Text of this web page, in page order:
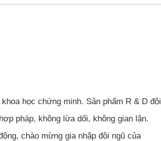
học chứng minh. Sản phẩm R & D đội
pháp, không lừa dối, không gian lận.
chào mừng gia nhập đội ngũ của